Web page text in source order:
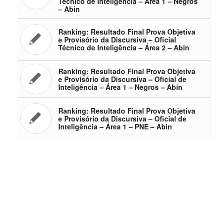
– Abin
Ranking: Resultado Final Prova Objetiva
e Provisório da Discursiva – Oficial
Técnico de Inteligência – Área 2 – Abin
Ranking: Resultado Final Prova Objetiva
e Provisório da Discursiva – Oficial de
Inteligência – Área 1 – Negros – Abin
Ranking: Resultado Final Prova Objetiva
e Provisório da Discursiva – Oficial de
Inteligência – Área 1 – PNE – Abin